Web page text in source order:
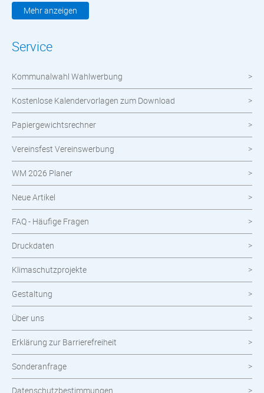
Kleidung & Textilien
meinOrt
Nachhaltige Produkte
Wahlen
Neuheiten im Shop
Mehr anzeigen
Service
Kommunalwahl Wahlwerbung
Kostenlose Kalendervorlagen zum Download
Papiergewichtsrechner
Vereinsfest Vereinswerbung
WM 2026 Planer
Neue Artikel
FAQ - Häufige Fragen
Druckdaten
Klimaschutzprojekte
Gestaltung
Über uns
Erklärung zur Barrierefreiheit
Sonderanfrage
Datenschutzbestimmungen